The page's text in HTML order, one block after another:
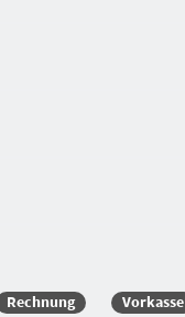
Rechnung Vorkasse